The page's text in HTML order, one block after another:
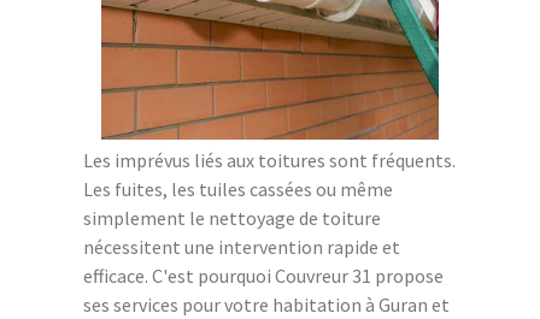
Les imprévus liés aux toitures sont fréquents.
Les fuites, les tuiles cassées ou même
simplement le nettoyage de toiture
nécessitent une intervention rapide et
efficace. C'est pourquoi Couvreur 31 propose
ses services pour votre habitation à Guran et